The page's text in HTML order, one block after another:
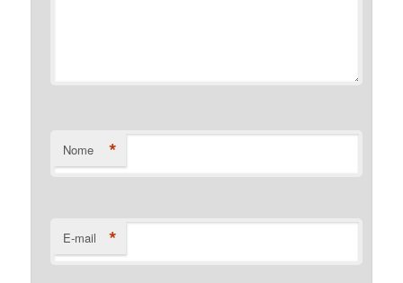
Nome *
E-mail *